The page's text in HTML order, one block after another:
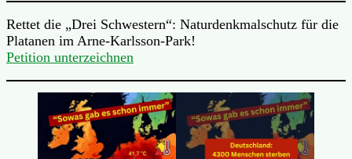
Rettet die „Drei Schwestern“: Naturdenkmalschutz für die
Platanen im Arne-Karlsson-Park!
Petition unterzeichnen